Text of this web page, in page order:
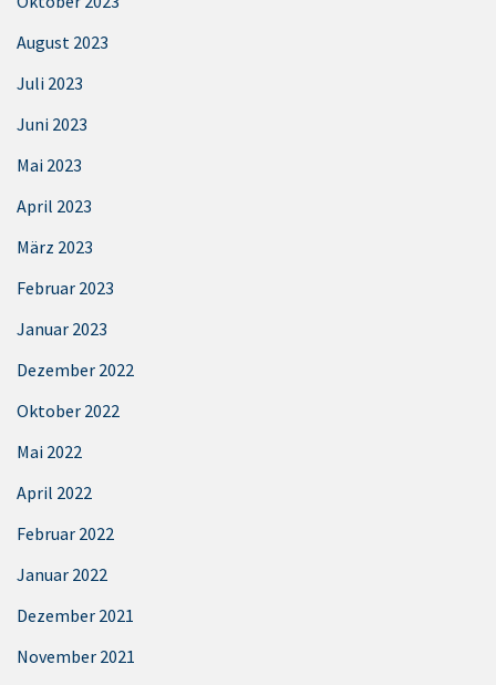
August 2023
Juli 2023
Juni 2023
Mai 2023
April 2023
März 2023
Februar 2023
Januar 2023
Dezember 2022
Oktober 2022
Mai 2022
April 2022
Februar 2022
Januar 2022
Dezember 2021
November 2021